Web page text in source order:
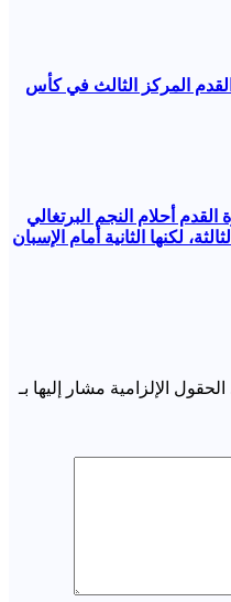
القدم المركز الثالث في كأس
لكرة القدم أحلام النجم البرتغالي
لكنها الثانية أمام الإسبان
الحقول الإلزامية مشار إليها بـ